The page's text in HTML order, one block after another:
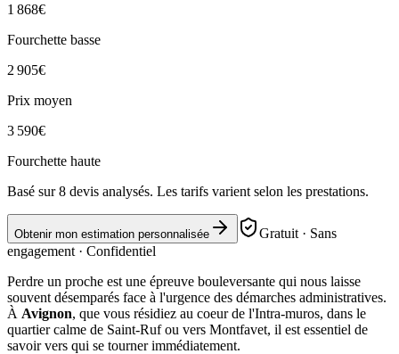
1 868€
Fourchette basse
2 905€
Prix moyen
3 590€
Fourchette haute
Basé sur8 devis analysés. Les tarifs varient selon les prestations.
Obtenir mon estimation personnalisée
Gratuit · Sans
engagement · Confidentiel
Perdre un proche est une épreuve bouleversante qui nous laisse
souvent désemparés face à l'urgence des démarches administratives.
À Avignon, que vous résidiez au coeur de l'Intra-muros, dans le
quartier calme de Saint-Ruf ou vers Montfavet, il est essentiel de
savoir vers qui se tourner immédiatement.